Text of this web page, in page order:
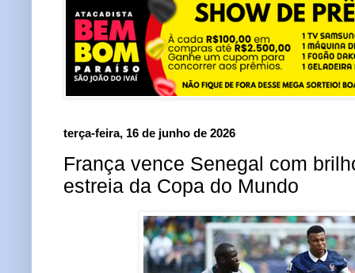
terça-feira, 16 de junho de 2026
França vence Senegal com
estreia da Copa do Mundo